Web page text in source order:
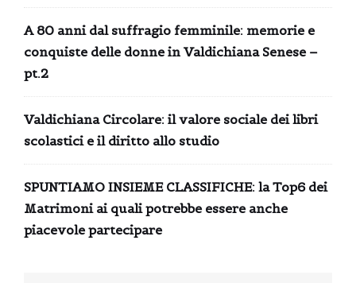
A 80 anni dal suffragio femminile: memorie e
conquiste delle donne in Valdichiana Senese –
pt.2
Valdichiana Circolare: il valore sociale dei libri
scolastici e il diritto allo studio
SPUNTIAMO INSIEME CLASSIFICHE: la Top6 dei
Matrimoni ai quali potrebbe essere anche
piacevole partecipare